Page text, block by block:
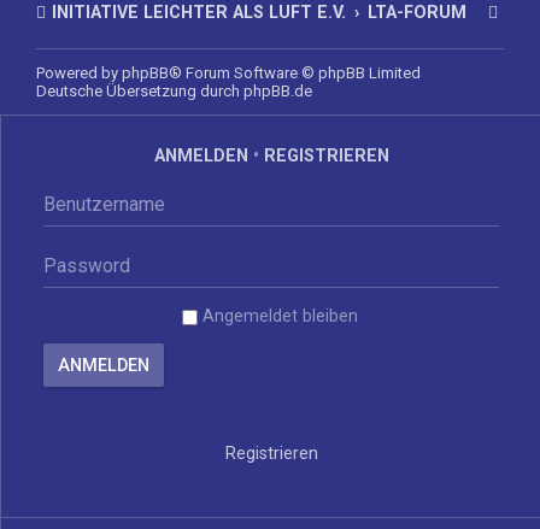
INITIATIVE LEICHTER ALS LUFT E.V. LTA-FORUM
Powered by phpBB® Forum Software © phpBB Limited
Deutsche Übersetzung durch phpBB.de
ANMELDEN • REGISTRIEREN
Angemeldet bleiben
Registrieren